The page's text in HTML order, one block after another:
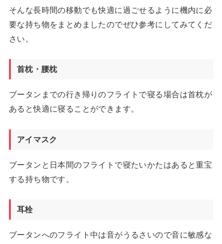
そんな長時間の移動でも快適に過ごせるように機内に必
要な持ち物をまとめましたのでぜひ参考にしてみてくだ
さい。
首枕・腰枕
ブータンまでの行き帰りのフライトで寝る場合は首枕が
あると快適に寝ることができます。
アイマスク
ブータンと日本間のフライトで寝たいかたはあると重宝
する持ち物です。
耳栓
ブータンへのフライト中は音がうるさいので音に敏感な